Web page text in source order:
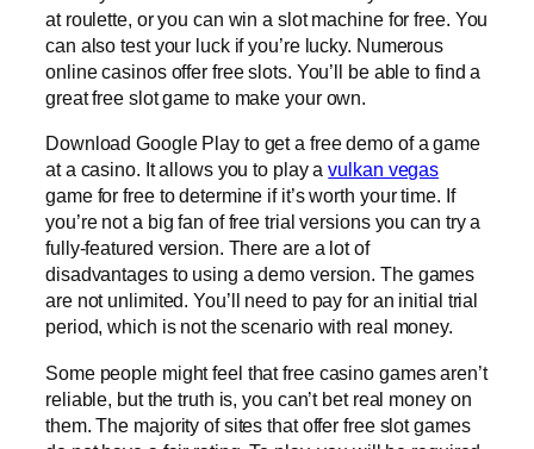
at roulette, or you can win a slot machine for free. You
can also test your luck if you’re lucky. Numerous
online casinos offer free slots. You’ll be able to find a
great free slot game to make your own.
Download Google Play to get a free demo of a game
at a casino. It allows you to play avulkan vegas
game for free to determine if it’s worth your time. If
you’re not a big fan of free trial versions you can try a
fully-featured version. There are a lot of
disadvantages to using a demo version. The games
are not unlimited. You’ll need to pay for an initial trial
period, which is not the scenario with real money.
Some people might feel that free casino games aren’t
reliable, but the truth is, you can’t bet real money on
them. The majority of sites that offer free slot games